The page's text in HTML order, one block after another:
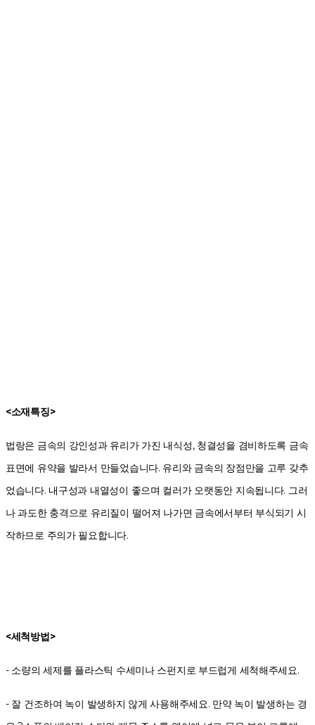
<소재특징>
법랑은 금속의 강인성과 유리가 가진 내식성, 청결성을 겸비하도록 금속
표면에 유약을 발라서 만들었습니다. 유리와 금속의 장점만을 고루 갖추
었습니다. 내구성과 내열성이 좋으며 컬러가 오랫동안 지속됩니다. 그러
나 과도한 충격으로 유리질이 떨어져 나가면 금속에서부터 부식되기 시
작하므로 주의가 필요합니다.
<세척방법>
- 소량의 세제를 플라스틱 수세미나 스펀지로 부드럽게 세척해주세요.
- 잘 건조하여 녹이 발생하지 않게 사용해주세요. 만약 녹이 발생하는 경